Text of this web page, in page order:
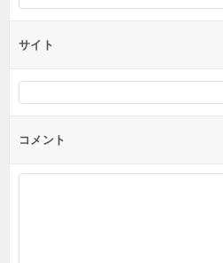
サイト
コメント